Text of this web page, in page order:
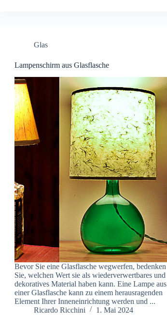
Glas
Lampenschirm aus Glasflasche
Bevor Sie eine Glasflasche wegwerfen, bedenken
Sie, welchen Wert sie als wiederverwertbares und
dekoratives Material haben kann. Eine Lampe aus
einer Glasflasche kann zu einem herausragenden
Element Ihrer Inneneinrichtung werden und ...
Ricardo Ricchini
1. Mai 2024